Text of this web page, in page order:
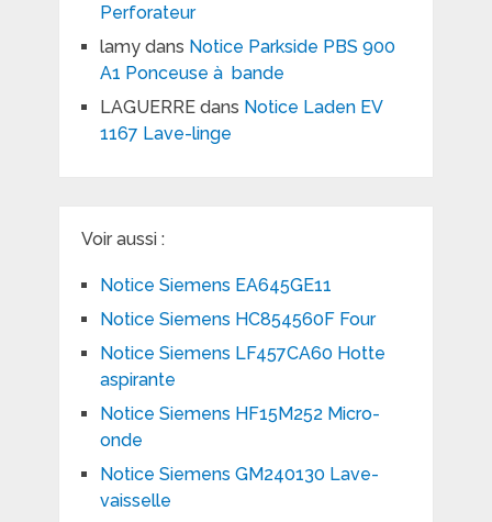
Perforateur
lamydans Notice Parkside PBS 900
A1 Ponceuse à bande
LAGUERREdans Notice Laden EV
1167 Lave-linge
Voir aussi :
Notice Siemens EA645GE11
Notice Siemens HC854560F Four
Notice Siemens LF457CA60 Hotte
aspirante
Notice Siemens HF15M252 Micro-
onde
Notice Siemens GM240130 Lave-
vaisselle